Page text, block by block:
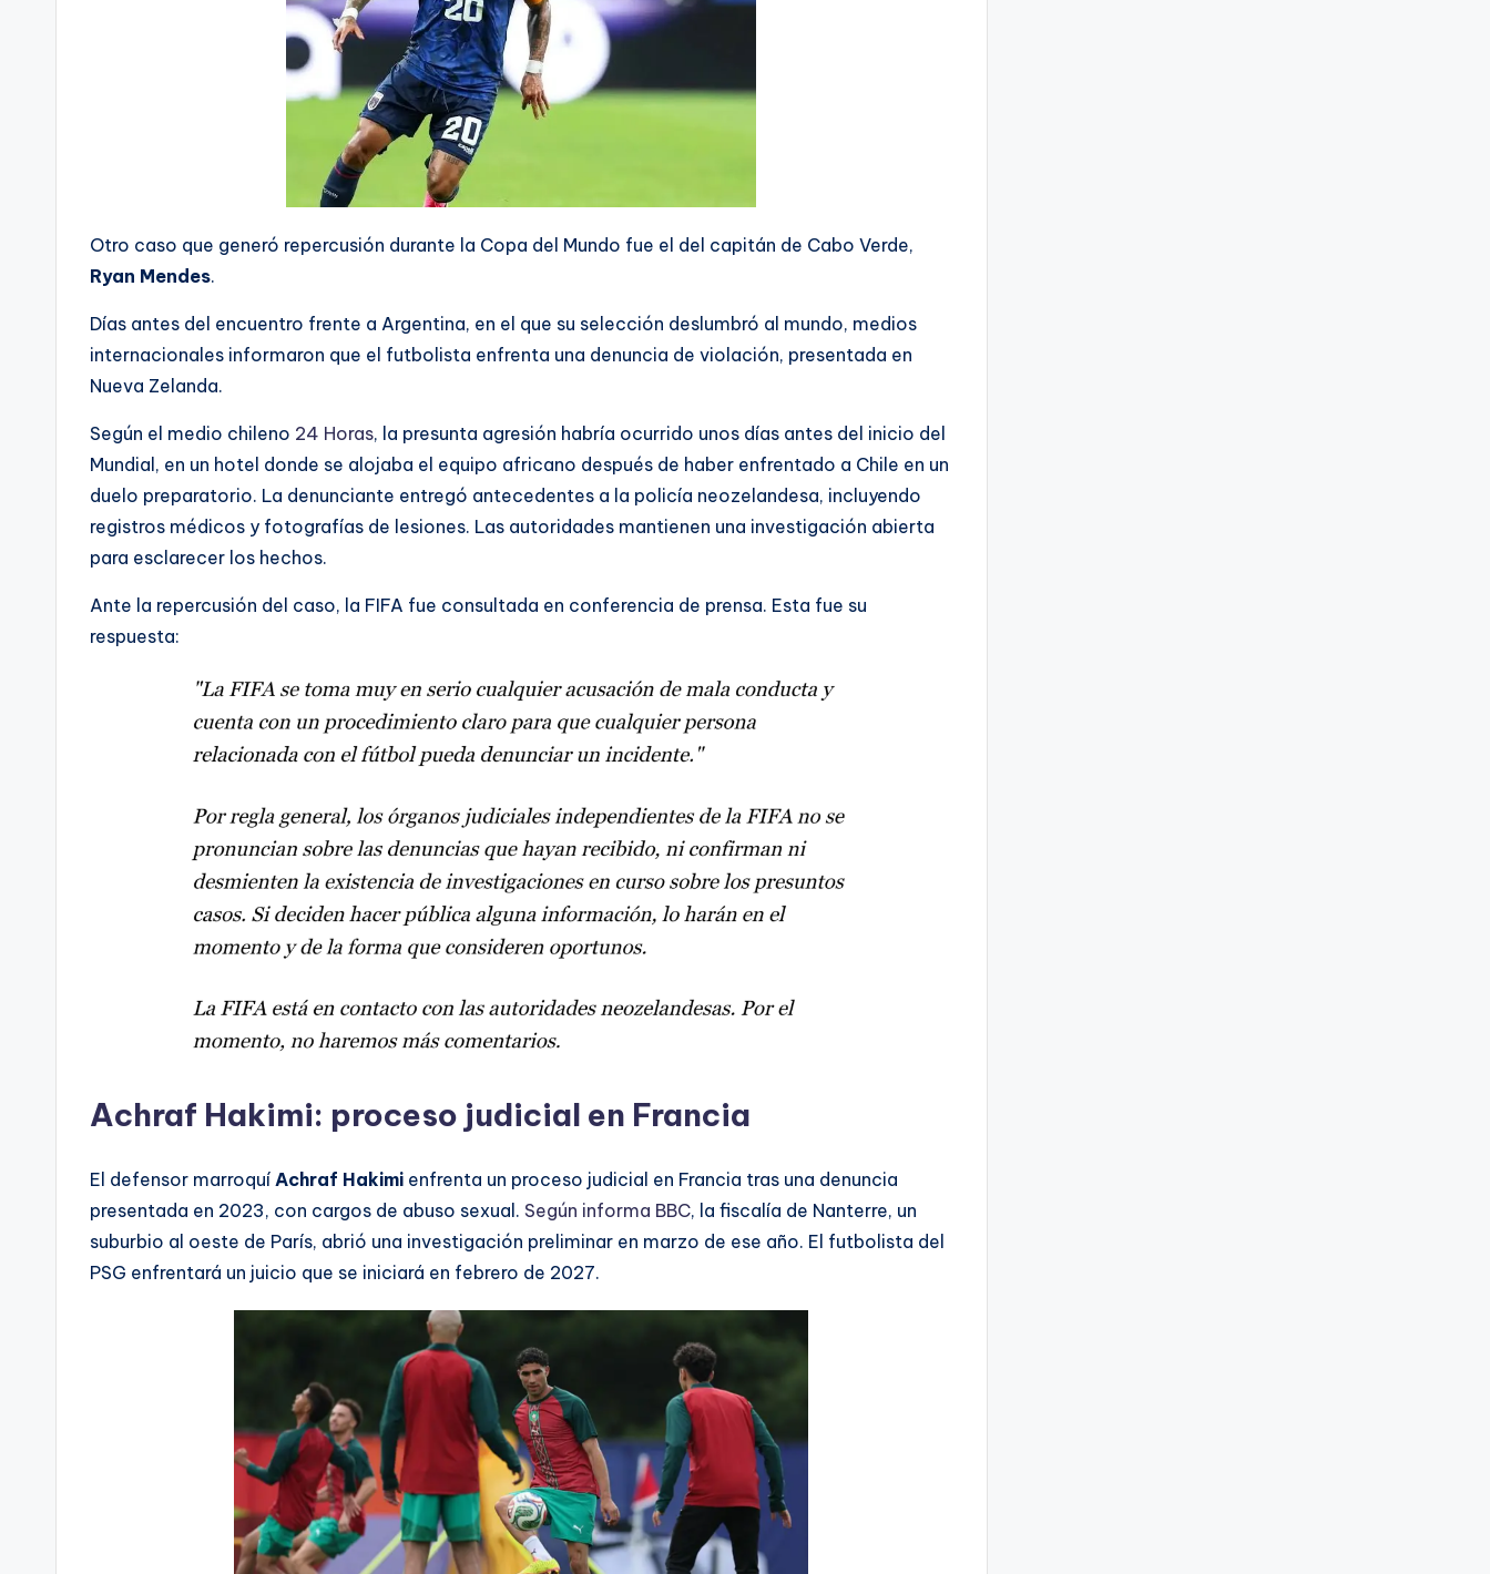
Otro caso que generó repercusión durante la Copa del Mundo fue el del capitán de Cabo Verde,
Ryan Mendes.
Días antes del encuentro frente a Argentina, en el que su selección deslumbró al mundo, medios
internacionales informaron que el futbolista enfrenta una denuncia de violación, presentada en
Nueva Zelanda.
Según el medio chileno 24 Horas, la presunta agresión habría ocurrido unos días antes del inicio del
Mundial, en un hotel donde se alojaba el equipo africano después de haber enfrentado a Chile en un
duelo preparatorio. La denunciante entregó antecedentes a la policía neozelandesa, incluyendo
registros médicos y fotografías de lesiones. Las autoridades mantienen una investigación abierta
para esclarecer los hechos.
Ante la repercusión del caso, la FIFA fue consultada en conferencia de prensa. Esta fue su
respuesta:
Achraf Hakimi: proceso judicial en Francia
El defensor marroquí Achraf Hakimi enfrenta un proceso judicial en Francia tras una denuncia
presentada en 2023, con cargos de abuso sexual. Según informa BBC, la fiscalía de Nanterre, un
suburbio al oeste de París, abrió una investigación preliminar en marzo de ese año. El futbolista del
PSG enfrentará un juicio que se iniciará en febrero de 2027.